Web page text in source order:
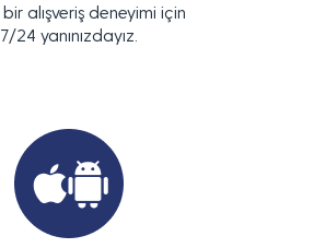
alışveriş deneyimi için
7/24 yanınızdayız.